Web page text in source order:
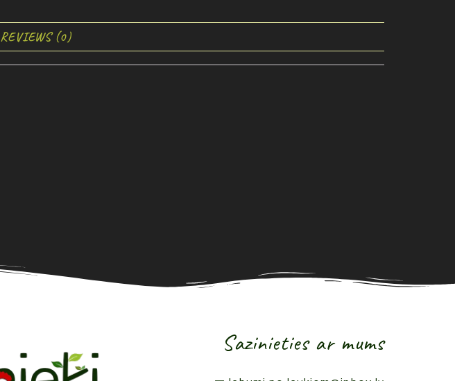
REVIEWS (0)
Sazinieties ar mums